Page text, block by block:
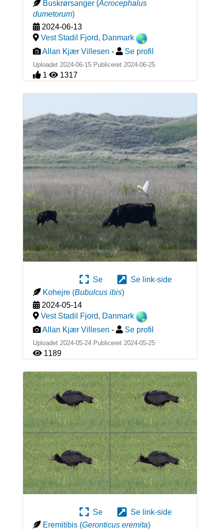
Buskrørsanger (Acrocephalus
dumetorum)
2024-06-13
Vest Stadil Fjord, Danmark
Allan Kjær Villesen - Se profil
Uploadet 2024-06-15 Publiceret 2024-06-25
1 1317
Se
Se link-side
Kohejre (Bubulcus ibis)
2024-05-14
Vest Stadil Fjord, Danmark
Allan Kjær Villesen - Se profil
Uploadet 2024-05-24 Publiceret 2024-05-25
1189
Se
Se link-side
Eremitibis (Geronticus eremita)